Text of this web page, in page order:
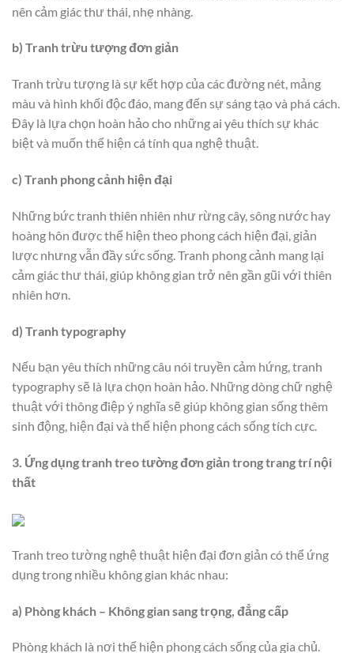
nên cảm giác thư thái, nhẹ nhàng.
b) Tranh trừu tượng đơn giản
Tranh trừu tượng là sự kết hợp của các đường nét, mảng
màu và hình khối độc đáo, mang đến sự sáng tạo và phá cách.
Đây là lựa chọn hoàn hảo cho những ai yêu thích sự khác
biệt và muốn thể hiện cá tính qua nghệ thuật.
c) Tranh phong cảnh hiện đại
Những bức tranh thiên nhiên như rừng cây, sông nước hay
hoàng hôn được thể hiện theo phong cách hiện đại, giản
lược nhưng vẫn đầy sức sống. Tranh phong cảnh mang lại
cảm giác thư thái, giúp không gian trở nên gần gũi với thiên
nhiên hơn.
d) Tranh typography
Nếu bạn yêu thích những câu nói truyền cảm hứng, tranh
typography sẽ là lựa chọn hoàn hảo. Những dòng chữ nghệ
thuật với thông điệp ý nghĩa sẽ giúp không gian sống thêm
sinh động, hiện đại và thể hiện phong cách sống tích cực.
3. Ứng dụng tranh treo tường đơn giản trong trang trí nội
thất
Tranh treo tường nghệ thuật hiện đại đơn giản có thể ứng
dụng trong nhiều không gian khác nhau:
a) Phòng khách – Không gian sang trọng, đẳng cấp
Phòng khách là nơi thể hiện phong cách sống của gia chủ.